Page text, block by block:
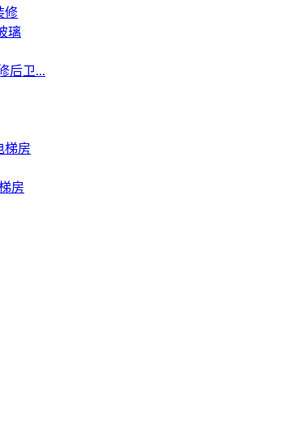
修
后卫...
房